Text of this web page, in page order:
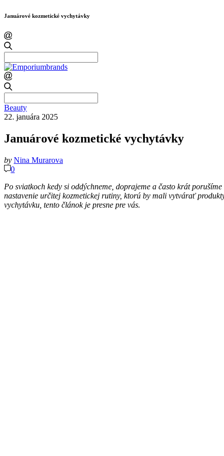
Januárové kozmetické vychytávky
for:
for:
Beauty
22. januára 2025
Januárové kozmetické vychytávky
by Nina Murarova
0
Po sviatkoch kedy si oddýchneme, doprajeme a často krát
nastavenie určitej kozmetickej rutiny, ktorú by mali vytvárať
vychytávku, tento článok je presne pre vás.